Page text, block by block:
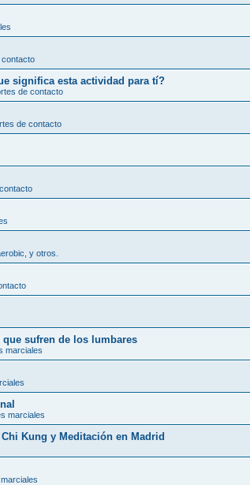
contacto
significa esta actividad para tí?
de contacto
de contacto
y otros.
que sufren de los lumbares
marciales
marciales
Kung y Meditación en Madrid